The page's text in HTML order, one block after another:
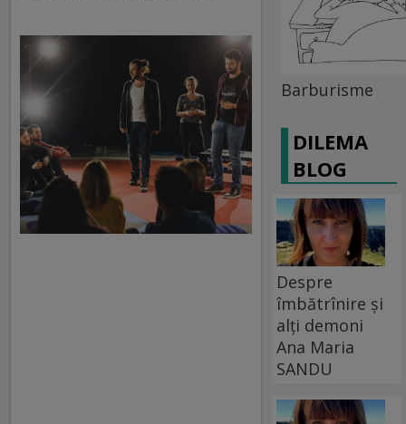
Barburisme
DILEMA
BLOG
Despre
îmbătrînire și
alți demoni
Ana Maria
SANDU